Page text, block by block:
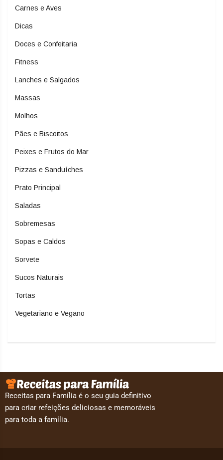
Carnes e Aves
Dicas
Doces e Confeitaria
Fitness
Lanches e Salgados
Massas
Molhos
Pães e Biscoitos
Peixes e Frutos do Mar
Pizzas e Sanduíches
Prato Principal
Saladas
Sobremesas
Sopas e Caldos
Sorvete
Sucos Naturais
Tortas
Vegetariano e Vegano
Receitas para Família é o seu guia definitivo
para criar refeições deliciosas e memoráveis
para toda a família.